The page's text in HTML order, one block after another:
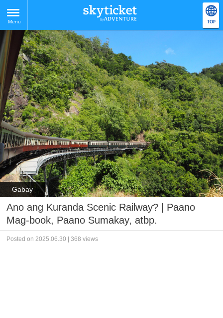
Menu TOP
Gabay
Ano ang Kuranda Scenic Railway? | Paano
Mag-book, Paano Sumakay, atbp.
Posted on 2025.06.30 | 368 views